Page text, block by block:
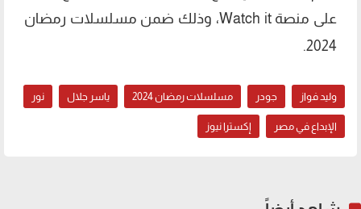
على منصة Watch it، وذلك ضمن مسلسلات رمضان
2024.
وليد فواز جودر مسلسلات رمضان 2024 ياسر جلال نور
الإبداع في مصر إكسترا نيوز